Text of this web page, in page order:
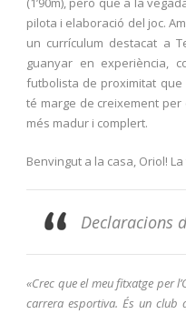
pilota i elaboració del joc.
un currículum destacat a
guanyar en experiència,
futbolista de proximitat que
té marge de creixement
més madur i complert.
Benvingut a la casa, Oriol!
Declaracions
«Crec que el meu fitxatge per
carrera esportiva. És un club